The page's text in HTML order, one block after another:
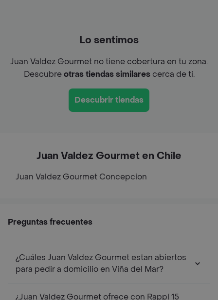
Lo sentimos
Juan Valdez Gourmet no tiene cobertura en tu zona.
Descubreotras tiendas similarescerca de ti.
Descubrir tiendas
Juan Valdez Gourmet en Chile
Juan Valdez Gourmet Concepcion
Preguntas frecuentes
¿Cuáles Juan Valdez Gourmet estan abiertos
para pedir a domicilio en Viña del Mar?
¿Juan Valdez Gourmet ofrece con Rappi 15